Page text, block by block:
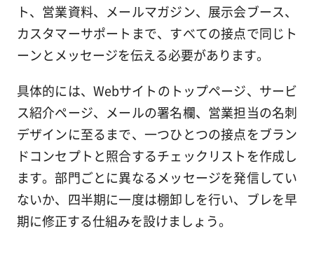
ト、営業資料、メールマガジン、展示会ブース、
カスタマーサポートまで、すべての接点で同じト
ーンとメッセージを伝える必要があります。
具体的には、Webサイトのトップページ、サービ
ス紹介ページ、メールの署名欄、営業担当の名刺
デザインに至るまで、一つひとつの接点をブラン
ドコンセプトと照合するチェックリストを作成し
ます。部門ごとに異なるメッセージを発信してい
ないか、四半期に一度は棚卸しを行い、ブレを早
期に修正する仕組みを設けましょう。